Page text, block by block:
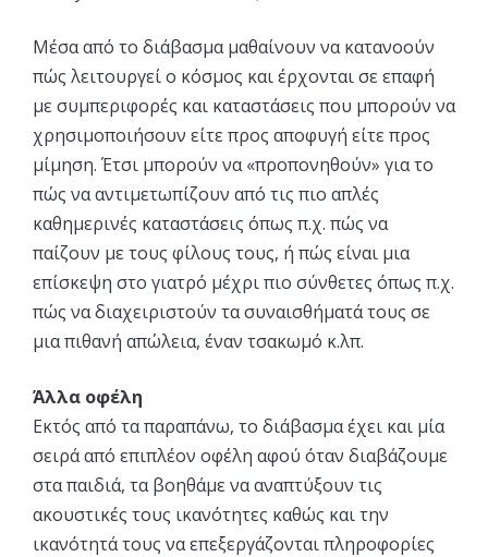
Μέσα από το διάβασμα μαθαίνουν να κατανοούν
πώς λειτουργεί ο κόσμος και έρχονται σε επαφή
με συμπεριφορές και καταστάσεις που μπορούν να
χρησιμοποιήσουν είτε προς αποφυγή είτε προς
μίμηση. Έτσι μπορούν να «προπονηθούν» για το
πώς να αντιμετωπίζουν από τις πιο απλές
καθημερινές καταστάσεις όπως π.χ. πώς να
παίζουν με τους φίλους τους, ή πώς είναι μια
επίσκεψη στο γιατρό μέχρι πιο σύνθετες όπως π.χ.
πώς να διαχειριστούν τα συναισθήματά τους σε
μια πιθανή απώλεια, έναν τσακωμό κ.λπ.
Άλλα οφέλη
Εκτός από τα παραπάνω, το διάβασμα έχει και μία
σειρά από επιπλέον οφέλη αφού όταν διαβάζουμε
στα παιδιά, τα βοηθάμε να αναπτύξουν τις
ακουστικές τους ικανότητες καθώς και την
ικανότητά τους να επεξεργάζονται πληροφορίες